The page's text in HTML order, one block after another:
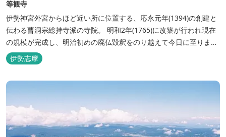
等観寺
伊勢神宮外宮からほど近い所に位置する、応永元年(1394)の創建と
伝わる曹洞宗総持寺派の寺院。 明和2年(1765)に改築が行われ現在
の規模が完成し、明治初めの廃仏毀釈をのり越えて今日に至りまし
た。 県指定の有形文化財「紙本着色長谷川等伯筆四季山水屏風」や
「雲版」を所蔵。 ※所蔵文化財はご覧になれない場合もありますの
で、おでかけ前に各問い合わせ先にご確認ください。
伊勢志摩